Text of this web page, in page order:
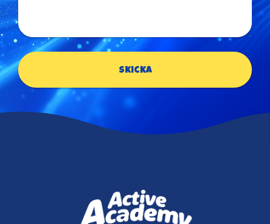
Skicka